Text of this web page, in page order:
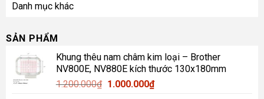
Danh mục khác
SẢN PHẨM
Khung thêu nam châm kim loại – Brother
NV800E, NV880E kích thước 130x180mm
1.200.000₫ Giá
1.000.000₫Giá